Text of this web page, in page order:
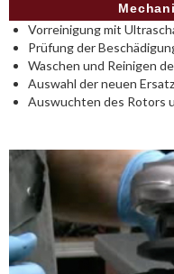
Vorreinigung mit
Prüfung der
Waschen und Reinigen
Auswahl der neuen
Auswuchten des Rotors